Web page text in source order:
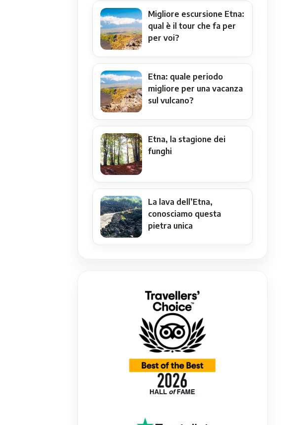
Migliore escursione Etna:
qual è il tour che fa per
per voi?
Etna: quale periodo
migliore per una vacanza
sul vulcano?
Etna, la stagione dei
funghi
La lava dell’Etna,
conosciamo questa
pietra unica